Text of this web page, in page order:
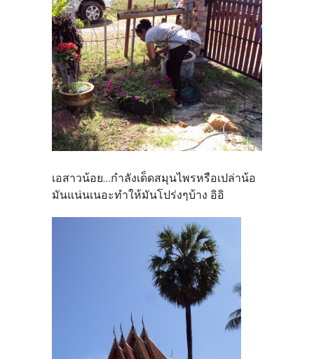
เอสาวน้อย...กำลังเด็ดสมุนไพรหรือเปล่าน้อ
มันแน่นเนอะทำให้มันโปร่งๆบ้าง อิอิ